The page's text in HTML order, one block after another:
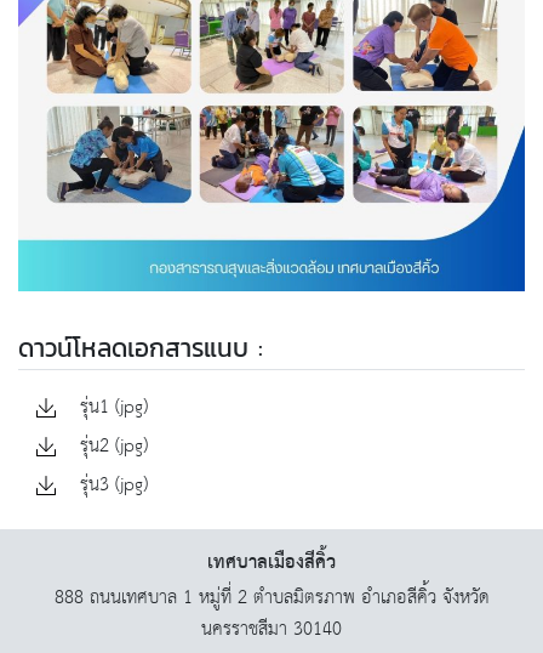
ดาวน์โหลดเอกสารแนบ :
รุ่น1 (jpg)
รุ่น2 (jpg)
รุ่น3 (jpg)
เทศบาลเมืองสีคิ้ว
888 ถนนเทศบาล 1 หมู่ที่ 2 ตำบลมิตรภาพ อำเภอสีคิ้ว จังหวัด
นครราชสีมา 30140